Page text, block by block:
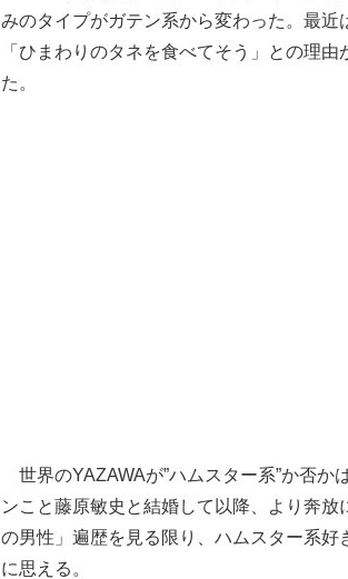
みのタイプがガテン系から変わった。最近
「ひまわりのタネを食べてそう」との理
た。
世界のYAZAWAが”ハムスター系”か否か
ンこと藤原敏史と結婚して以降、より奔
の男性」遍歴を見る限り、ハムスター系好
に思える。